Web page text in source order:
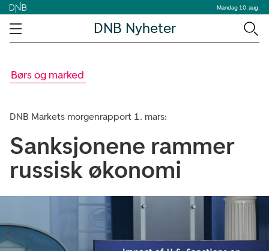
Mandag 10. aug.
DNB Nyheter
Børs og marked
DNB Markets morgenrapport 1. mars:
Sanksjonene rammer
russisk økonomi